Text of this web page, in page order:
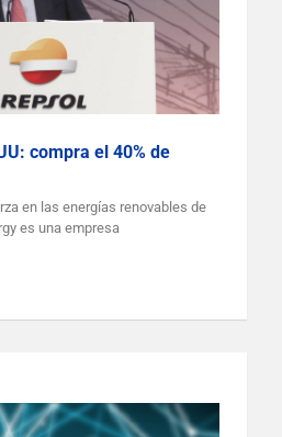
compra el 40% de
en las energías renovables de
es una empresa